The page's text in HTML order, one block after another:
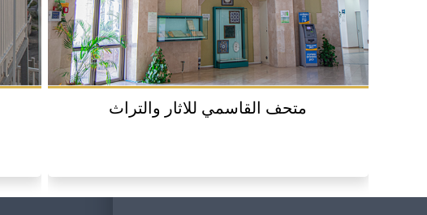
متحف القاسمي للاثار والتراث